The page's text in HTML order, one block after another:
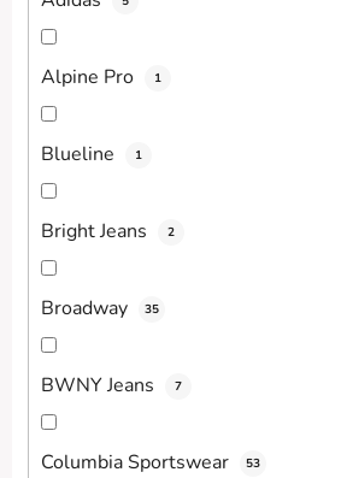
Alpine Pro 1
Blueline 1
Bright Jeans 2
Broadway 35
BWNY Jeans 7
Columbia Sportswear 53